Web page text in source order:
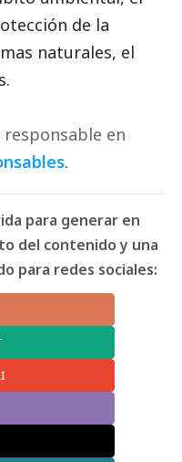
de la
naturales, el
en
.
para generar en
del contenido y una
para redes sociales: